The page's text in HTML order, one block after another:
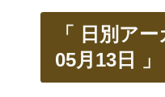
「 日別ア
05月13日